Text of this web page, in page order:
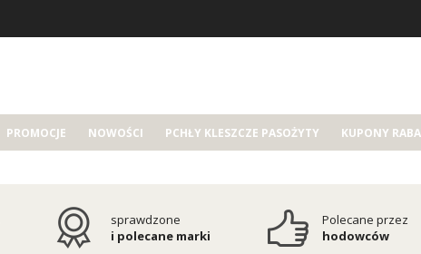
PROMOCJE NOWOŚCI PCHŁY KLESZCZE PASOŻYTY KUPONY
sprawdzone
i polecane marki
Polecane przez
hodowców